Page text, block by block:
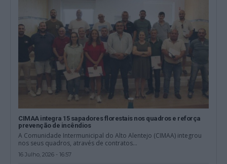
CIMAA integra 15 sapadores florestais nos quadros e reforça
prevenção de incêndios
A Comunidade Intermunicipal do Alto Alentejo (CIMAA) integrou
nos seus quadros, através de contratos...
16 Julho, 2026 - 16:57